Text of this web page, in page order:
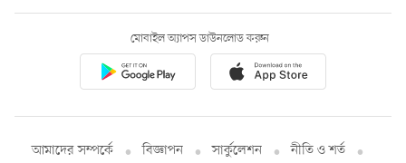
মোবাইল অ্যাপস ডাউনলোড করুন
আমাদের সম্পর্কে বিজ্ঞাপন সার্কুলেশন
নীতি ও শর্ত